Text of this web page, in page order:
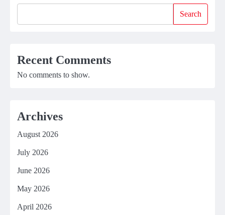
Search
Recent Comments
No comments to show.
Archives
August 2026
July 2026
June 2026
May 2026
April 2026